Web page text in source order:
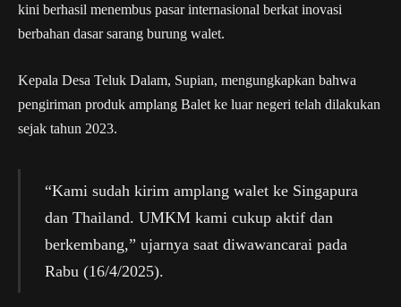
kini berhasil menembus pasar internasional berkat inovasi
berbahan dasar sarang burung walet.
Kepala Desa Teluk Dalam, Supian, mengungkapkan bahwa
pengiriman produk amplang Balet ke luar negeri telah dilakukan
sejak tahun 2023.
“Kami sudah kirim amplang walet ke Singapura
dan Thailand. UMKM kami cukup aktif dan
berkembang,” ujarnya saat diwawancarai pada
Rabu (16/4/2025).